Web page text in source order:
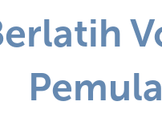
Pemula